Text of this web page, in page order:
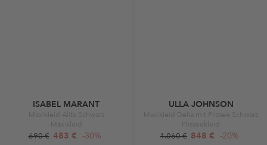
ISABEL MARANT
Maxikleid Alita Schwarz
Maxikleid
690 € 483 € -30%
ULLA JOHNSON
Maxikleid Delia mit Plissee Schwarz
Plisseekleid
1.060 € 848 € -20%